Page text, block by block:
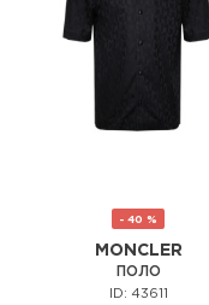
- 40 %
MONCLER
ПОЛО
ID: 43611